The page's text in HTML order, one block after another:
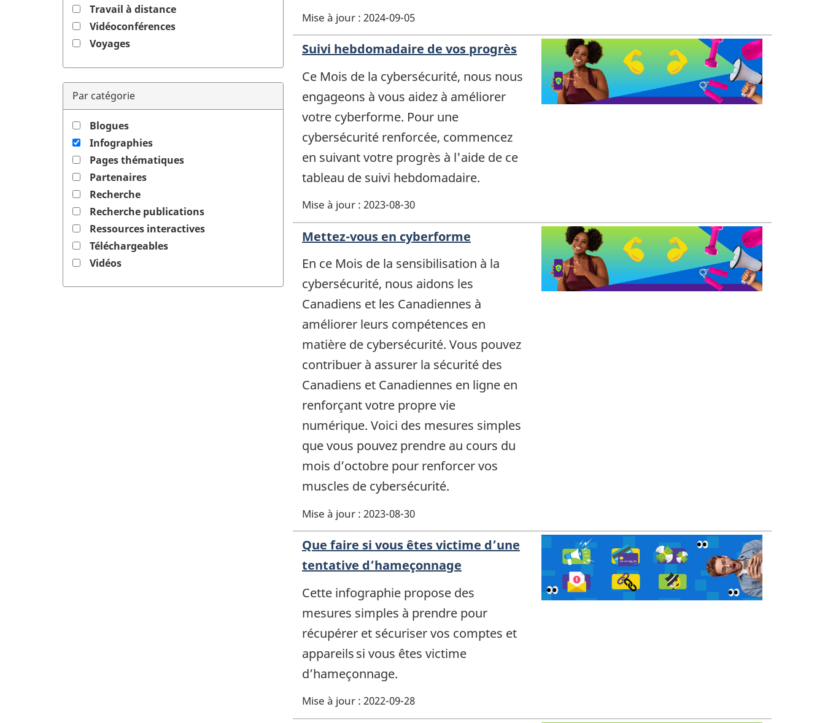
Travail à distance
Vidéoconférences
Voyages
Par catégorie
Blogues
Infographies
Pages thématiques
Partenaires
Recherche
Recherche publications
Ressources interactives
Téléchargeables
Vidéos
Mise à jour : 2024-09-05
Suivi hebdomadaire de vos progrès
Ce Mois de la cybersécurité, nous nous
engageons à vous aidez à améliorer
votre cyberforme. Pour une
cybersécurité renforcée, commencez
en suivant votre progrès à l'aide de ce
tableau de suivi hebdomadaire.
Mise à jour : 2023-08-30
Mettez-vous en cyberforme
En ce Mois de la sensibilisation à la
cybersécurité, nous aidons les
Canadiens et les Canadiennes à
améliorer leurs compétences en
matière de cybersécurité. Vous pouvez
contribuer à assurer la sécurité des
Canadiens et Canadiennes en ligne en
renforçant votre propre vie
numérique. Voici des mesures simples
que vous pouvez prendre au cours du
mois d’octobre pour renforcer vos
muscles de cybersécurité.
Mise à jour : 2023-08-30
Que faire si vous êtes victime d’une
tentative d’hameçonnage
Cette infographie propose des
mesures simples à prendre pour
récupérer et sécuriser vos comptes et
appareils si vous êtes victime
d’hameçonnage.
Mise à jour : 2022-09-28